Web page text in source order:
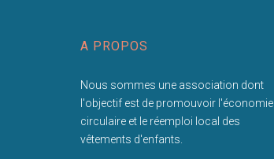
A PROPOS
Nous sommes une association dont
l'objectif est de promouvoir l'économie
circulaire et le réemploi local des
vêtements d'enfants.